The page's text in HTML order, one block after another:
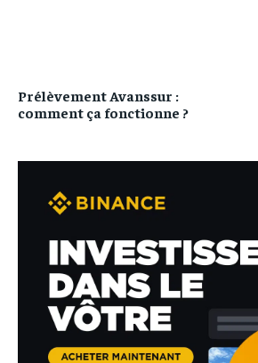
Prélèvement Avanssur :
comment ça fonctionne ?